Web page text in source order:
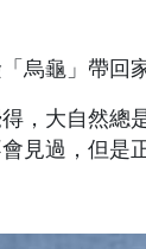
烏龜」帶回
，大自然總
見過，但是